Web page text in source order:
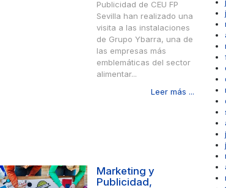
Publicidad de CEU FP
Sevilla han realizado una
visita a las instalaciones
de Grupo Ybarra, una de
las empresas más
emblemáticas del sector
alimentar...
Leer más ...
Marketing y
Publicidad,